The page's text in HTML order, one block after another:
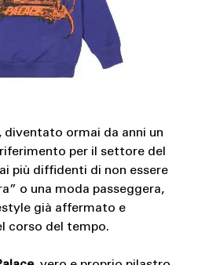
diventato ormai da anni un
per il settore del
più diffidenti di non essere
o una moda passeggera,
già affermato e
corso del tempo.